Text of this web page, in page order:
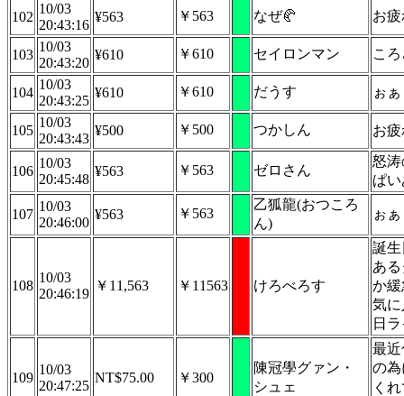
102
10/03
20:43:16
¥563 ￥563 なぜ🥐 お
103
10/03
20:43:20
¥610 ￥610 セイロンマン こ
104
10/03
20:43:25
¥610 ￥610 だうす ぉ
105
10/03
20:43:43
¥500 ￥500 つかしん お
106
10/03
20:45:48
¥563 ￥563 ゼロさん
怒
ぱ
107
10/03
20:46:00
¥563 ￥563
乙狐龍(おつころ
ん)
ぉ
108
10/03
20:46:19
￥11,563 ￥11563 けろべろす
誕
あ
か
気
日
109
10/03
20:47:25
NT$75.00 ￥300
陳冠學グァン・
シュェ
最
の
く